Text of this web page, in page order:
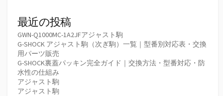
最近の投稿
GWN-Q1000MC-1A2JFアジャスト駒
G-SHOCK アジャスト駒（次ぎ駒）一覧｜型番別対応表・交換
用パーツ販売
G-SHOCK裏蓋パッキン完全ガイド｜交換方法・型番対応・防
水性の仕組み
アジャスト駒
アジャスト駒